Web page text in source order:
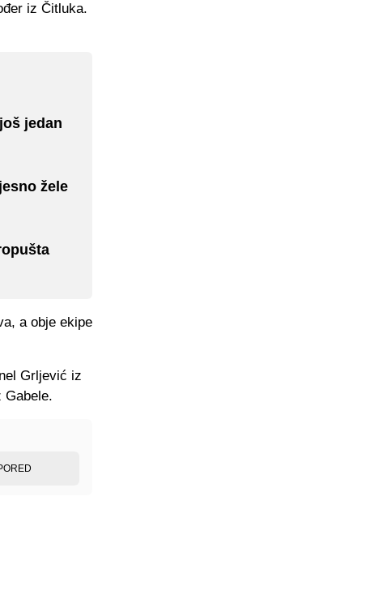
iz Čitluka.
jedan
žele
a obje ekipe
Grljević iz
Gabele.